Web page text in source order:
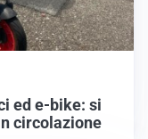
ed e-bike: si
circolazione